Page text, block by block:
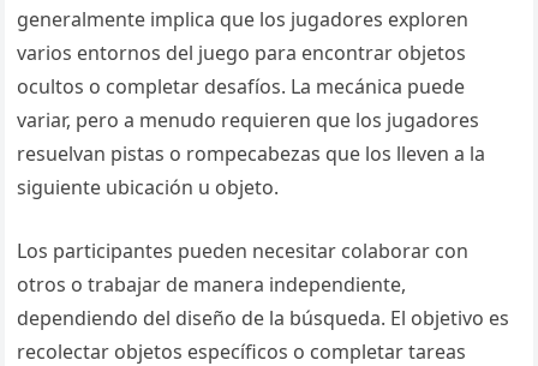
generalmente implica que los jugadores exploren
varios entornos del juego para encontrar objetos
ocultos o completar desafíos. La mecánica puede
variar, pero a menudo requieren que los jugadores
resuelvan pistas o rompecabezas que los lleven a la
siguiente ubicación u objeto.
Los participantes pueden necesitar colaborar con
otros o trabajar de manera independiente,
dependiendo del diseño de la búsqueda. El objetivo es
recolectar objetos específicos o completar tareas